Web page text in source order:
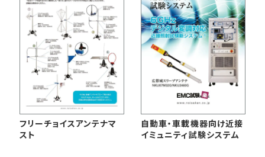
フリーチョイスアンテナマ
スト
自動車・車載機器向け近接
イミュニティ試験システム